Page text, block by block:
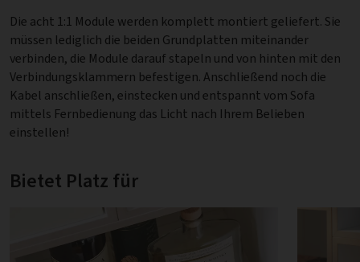
Die acht 1:1 Module werden komplett montiert geliefert. Sie
müssen lediglich die beiden Grundplatten miteinander
verbinden, die Module darauf stapeln und von hinten mit den
Verbindungsklammern befestigen. Anschließend noch die
Kabel anschließen, einstecken und entspannt vom Sofa
mittels Fernbedienung das Licht nach Ihrem Belieben
einstellen!
Bietet Platz für